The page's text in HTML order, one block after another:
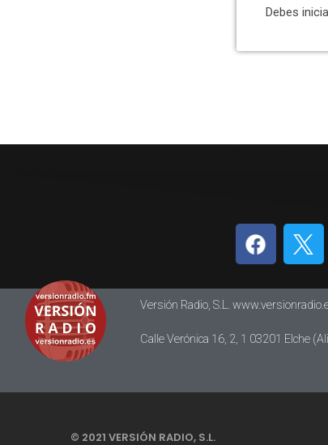
Debes
Versión Radio, S.L.
Calle Verónica 16, 2, 1 03201 Elche
© 2021 VERSIÓN RADIO, S.L.